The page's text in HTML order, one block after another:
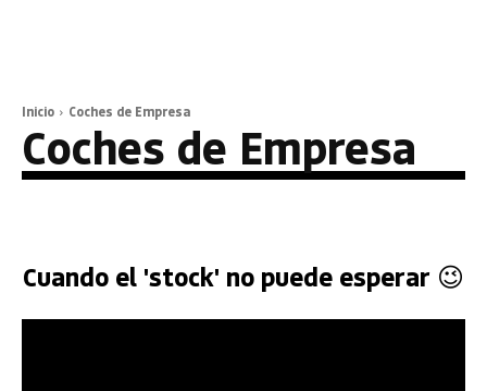
Inicio Coches de Empresa
Coches de Empresa
Cuando el 'stock' no puede esperar 😉